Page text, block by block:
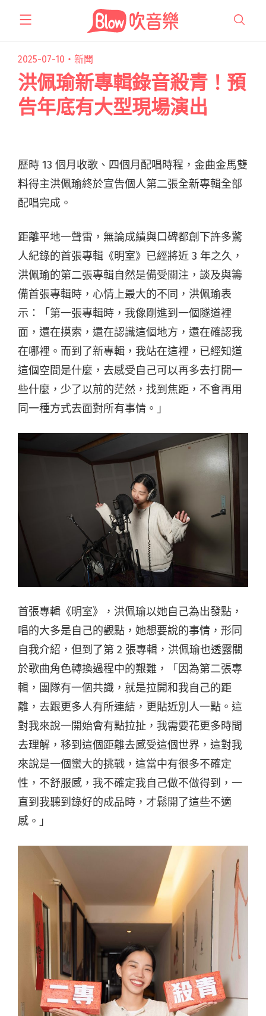
2025-07-10・ 新聞
洪佩瑜新專輯錄音殺青！預
告年底有大型現場演出
歷時 13 個月收歌、四個月配唱時程，金曲金馬雙
料得主洪佩瑜終於宣告個人第二張全新專輯全部
配唱完成。
距離平地一聲雷，無論成績與口碑都創下許多驚
人紀錄的首張專輯《明室》已經將近 3 年之久，
洪佩瑜的第二張專輯自然是備受關注，談及與籌
備首張專輯時，心情上最大的不同，洪佩瑜表
示：「第一張專輯時，我像剛進到一個隧道裡
面，還在摸索，還在認識這個地方，還在確認我
在哪裡。而到了新專輯，我站在這裡，已經知道
這個空間是什麼，去感受自己可以再多去打開一
些什麼，少了以前的茫然，找到焦距，不會再用
同一種方式去面對所有事情。」
首張專輯《明室》，洪佩瑜以她自己為出發點，
唱的大多是自己的觀點，她想要說的事情，形同
自我介紹，但到了第 2 張專輯，洪佩瑜也透露關
於歌曲角色轉換過程中的艱難，「因為第二張專
輯，團隊有一個共識，就是拉開和我自己的距
離，去跟更多人有所連結，更貼近別人一點。這
對我來說一開始會有點拉扯，我需要花更多時間
去理解，移到這個距離去感受這個世界，這對我
來說是一個蠻大的挑戰，這當中有很多不確定
性，不舒服感，我不確定我自己做不做得到，一
直到我聽到錄好的成品時，才鬆開了這些不適
感。」